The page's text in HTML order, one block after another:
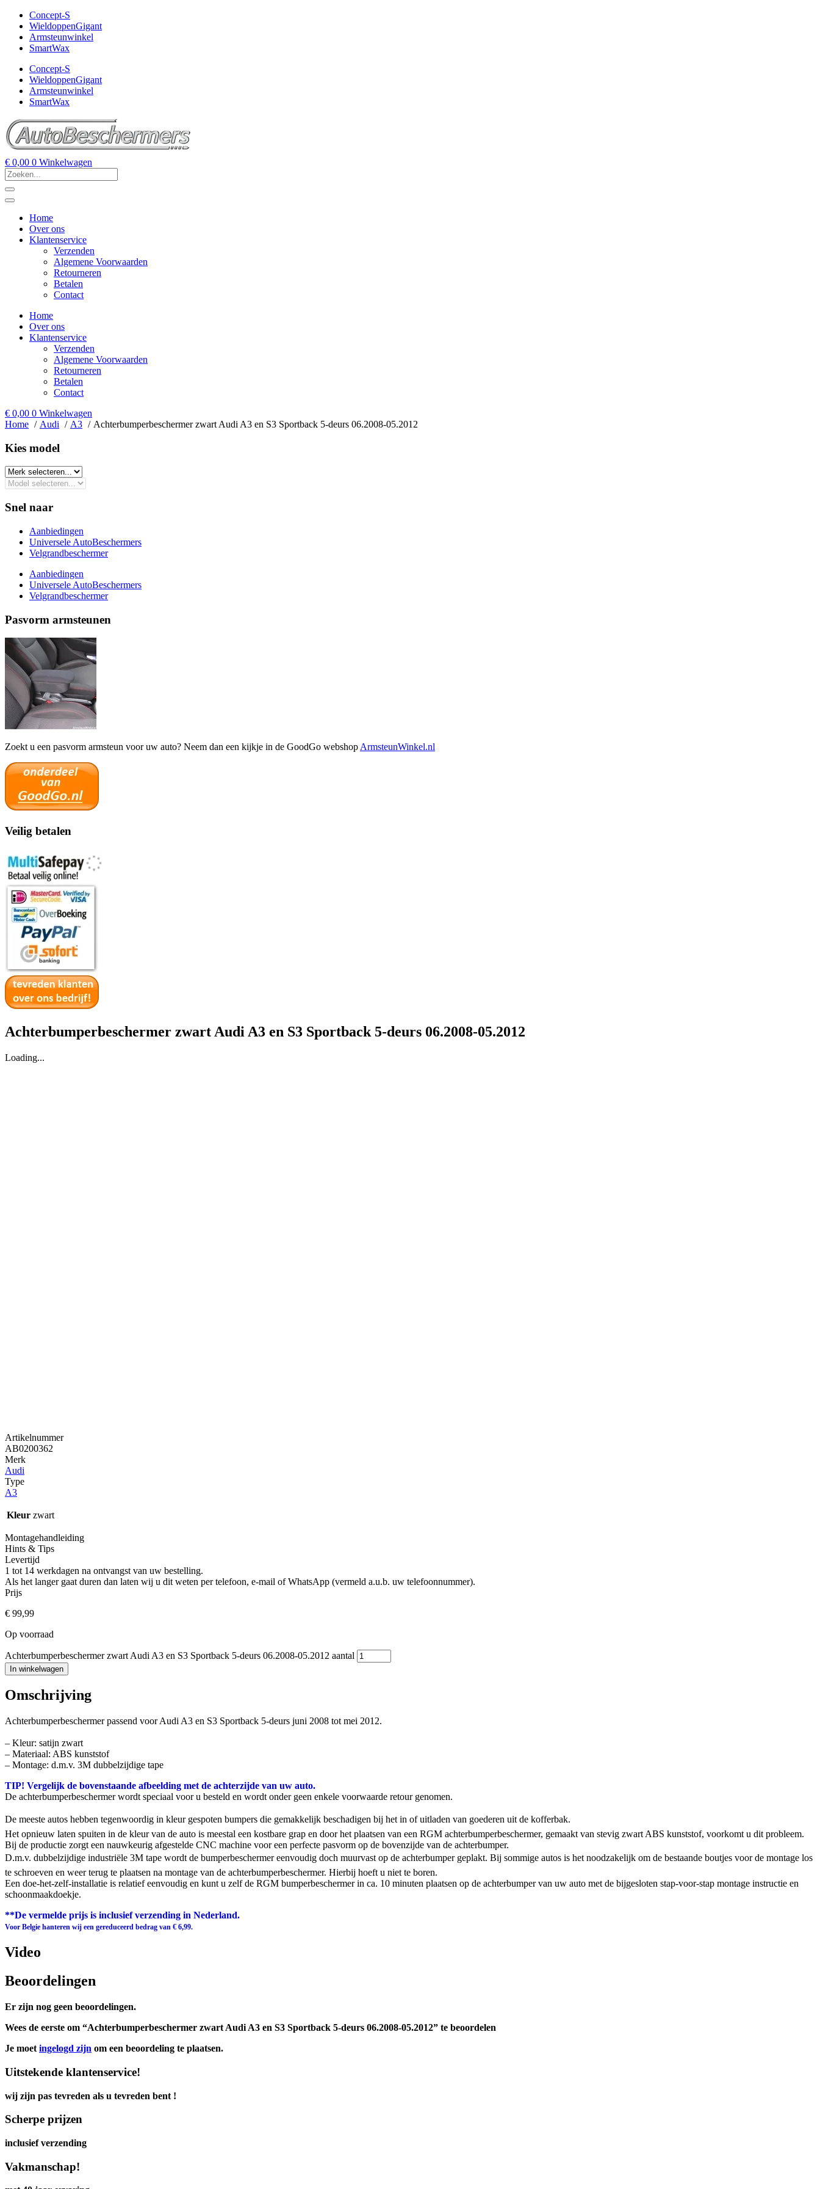
Concept-S
WieldoppenGigant
Armsteunwinkel
SmartWax
Concept-S
WieldoppenGigant
Armsteunwinkel
SmartWax
€ 0,00 0 Winkelwagen
Home
Over ons
Klantenservice
Verzenden
Algemene Voorwaarden
Retourneren
Betalen
Contact
Home
Over ons
Klantenservice
Verzenden
Algemene Voorwaarden
Retourneren
Betalen
Contact
€ 0,00 0 Winkelwagen
Home
Audi A3 Achterbumperbeschermer zwart Audi A3 en S3 Sportback 5-deurs 06.2008-05.2012
Kies model​
Snel naar
Aanbiedingen
Universele AutoBeschermers
Velgrandbeschermer
Aanbiedingen
Universele AutoBeschermers
Velgrandbeschermer
Pasvorm armsteunen
Zoekt u een pasvorm armsteun voor uw auto? Neem dan een kijkje in de GoodGo webshop ArmsteunWinkel.nl
Veilig betalen
Achterbumperbeschermer zwart Audi A3 en S3 Sportback 5-deurs 06.2008-05.2012
Loading...
Artikelnummer
AB0200362
Merk
Audi
Type
A3
Kleur zwart
Montagehandleiding
Hints & Tips
Levertijd
1 tot 14 werkdagen na ontvangst van uw bestelling.
Als het langer gaat duren dan laten wij u dit weten per telefoon, e-mail of WhatsApp (vermeld a.u.b. uw telefoonnummer).
Prijs
€ 99,99
Op voorraad
Achterbumperbeschermer zwart Audi A3 en S3 Sportback 5-deurs 06.2008-05.2012 aantal
In winkelwagen
Omschrijving
Achterbumperbeschermer passend voor Audi A3 en S3 Sportback 5-deurs juni 2008 tot mei 2012.
– Kleur: satijn zwart
– Materiaal: ABS kunststof
– Montage: d.m.v. 3M dubbelzijdige tape
TIP! Vergelijk de bovenstaande afbeelding met de achterzijde van uw auto.
De achterbumperbeschermer wordt speciaal voor u besteld en wordt onder geen enkele voorwaarde retour genomen.
De meeste autos hebben tegenwoordig in kleur gespoten bumpers die gemakkelijk beschadigen bij het in of uitladen van goederen uit de kofferbak.
Het opnieuw laten spuiten in de kleur van de auto is meestal een kostbare grap en door het plaatsen van een RGM achterbumperbeschermer, gemaakt van stevig zwart ABS kunststof, voorkomt u dit probleem.
Bij de productie zorgt een nauwkeurig afgestelde CNC machine voor een perfecte pasvorm op de bovenzijde van de achterbumper.
D.m.v. dubbelzijdige industriële 3M tape wordt de bumperbeschermer eenvoudig doch muurvast op de achterbumper geplakt. Bij sommige autos is het noodzakelijk om de bestaande boutjes voor de montage los
te schroeven en weer terug te plaatsen na montage van de achterbumperbeschermer. Hierbij hoeft u niet te boren.
Een doe-het-zelf-installatie is relatief eenvoudig en kunt u zelf de RGM bumperbeschermer in ca. 10 minuten plaatsen op de achterbumper van uw auto met de bijgesloten stap-voor-stap montage instructie en
schoonmaakdoekje.
**De vermelde prijs is inclusief verzending in Nederland.
Voor Belgie hanteren wij een gereduceerd bedrag van € 6,99.
Video
Beoordelingen
Er zijn nog geen beoordelingen.
Wees de eerste om “Achterbumperbeschermer zwart Audi A3 en S3 Sportback 5-deurs 06.2008-05.2012” te beoordelen
Je moet ingelogd zijn om een beoordeling te plaatsen.
Uitstekende klantenservice!
wij zijn pas tevreden als u tevreden bent !
Scherpe prijzen
inclusief verzending
Vakmanschap!